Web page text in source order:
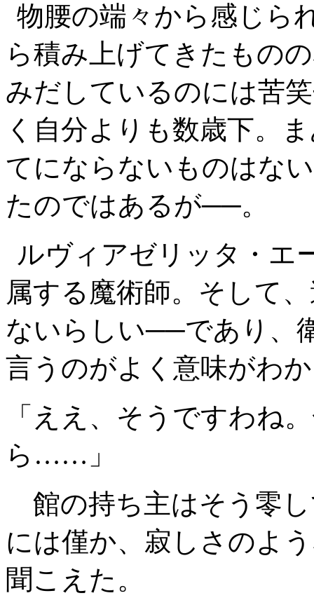
物腰の端々から感じら
ら積み上げてきたもの
みだしているのには苦
く自分よりも数歳下。
てにならないものはな
たのではあるが──。
ルヴィアゼリッタ・エ
属する魔術師。そして
ないらしい──であり、
言うのがよく意味がわ
「ええ、そうですわね
ら……」
館の持ち主はそう零
には僅か、寂しさのよ
聞こえた。